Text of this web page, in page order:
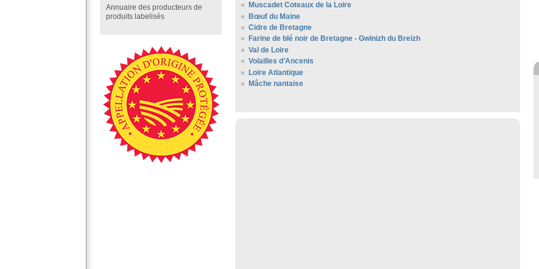
Annuaire des producteurs de
produits labelisés
Muscadet Coteaux de la Loire
Bœuf du Maine
Cidre de Bretagne
Farine de blé noir de Bretagne - Gwinizh du Breizh
Val de Loire
Volailles d’Ancenis
Loire Atlantique
Mâche nantaise